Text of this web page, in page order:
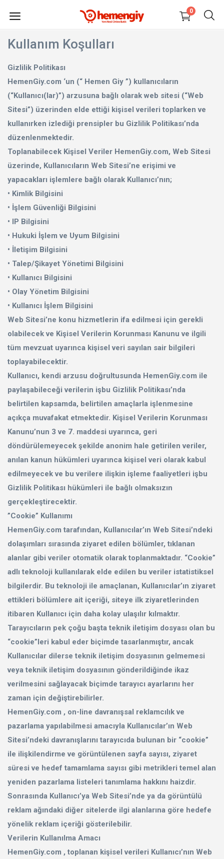
0
SATIŞ
Elektronik
Ev, Yaşam, Kırtasiye
Oto, Bahçe, Yapı Market
Anne, Bebek, Oyuncak
Spor, Outdoor
Kozmetik, Kişisel Bakım
Süpermarket, Pet Shop
Kitap, Müzik, Film, Hediye
Favoriler
Giriş Yap
Kayıt Ol
Kullanım Koşulları
Gizlilik Politikası
HemenGiy.com ‘un (“ Hemen Giy ”) kullanıcıların
(“Kullanıcı(lar)”) arzusuna bağlı olarak web sitesi (“Web
Sitesi”) üzerinden elde ettiği kişisel verileri toplarken ve
kullanırken izlediği prensipler bu Gizlilik Politikası’nda
düzenlenmektedir.
Toplanabilecek Kişisel Veriler HemenGiy.com, Web Sitesi
üzerinde, Kullanıcıların Web Sitesi’ne erişimi ve
yapacakları işlemlere bağlı olarak Kullanıcı’nın;
• Kimlik Bilgisini
• İşlem Güvenliği Bilgisini
• IP Bilgisini
• Hukuki İşlem ve Uyum Bilgisini
• İletişim Bilgisini
• Talep/Şikayet Yönetimi Bilgisini
• Kullanıcı Bilgisini
• Olay Yönetim Bilgisini
• Kullanıcı İşlem Bilgisini
Web Sitesi’ne konu hizmetlerin ifa edilmesi için gerekli
olabilecek ve Kişisel Verilerin Korunması Kanunu ve ilgili
tüm mevzuat uyarınca kişisel veri sayılan sair bilgileri
toplayabilecektir.
Kullanıcı, kendi arzusu doğrultusunda HemenGiy.com ile
paylaşabileceği verilerin işbu Gizlilik Politikası’nda
belirtilen kapsamda, belirtilen amaçlarla işlenmesine
açıkça muvafakat etmektedir. Kişisel Verilerin Korunması
Kanunu’nun 3 ve 7. maddesi uyarınca, geri
döndürülemeyecek şekilde anonim hale getirilen veriler,
anılan kanun hükümleri uyarınca kişisel veri olarak kabul
edilmeyecek ve bu verilere ilişkin işleme faaliyetleri işbu
Gizlilik Politikası hükümleri ile bağlı olmaksızın
gerçekleştirecektir.
”Cookie” Kullanımı
HemenGiy.com tarafından, Kullanıcılar’ın Web Sitesi’ndeki
dolaşımları sırasında ziyaret edilen bölümler, tıklanan
alanlar gibi veriler otomatik olarak toplanmaktadır. “Cookie”
adlı teknoloji kullanılarak elde edilen bu veriler istatistiksel
bilgilerdir. Bu teknoloji ile amaçlanan, Kullanıcılar’ın ziyaret
ettikleri bölümlere ait içeriği, siteye ilk ziyaretlerinden
itibaren Kullanıcı için daha kolay ulaşılır kılmaktır.
Tarayıcıların pek çoğu başta teknik iletişim dosyası olan bu
“cookie”leri kabul eder biçimde tasarlanmıştır, ancak
Kullanıcılar dilerse teknik iletişim dosyasının gelmemesi
veya teknik iletişim dosyasının gönderildiğinde ikaz
verilmesini sağlayacak biçimde tarayıcı ayarlarını her
zaman için değiştirebilirler.
HemenGiy.com , on-line davranışsal reklamcılık ve
pazarlama yapılabilmesi amacıyla Kullanıcılar’ın Web
Sitesi’ndeki davranışlarını tarayıcıda bulunan bir “cookie”
ile ilişkilendirme ve görüntülenen sayfa sayısı, ziyaret
süresi ve hedef tamamlama sayısı gibi metrikleri temel alan
yeniden pazarlama listeleri tanımlama hakkını haizdir.
Sonrasında Kullanıcı’ya Web Sitesi’nde ya da görüntülü
reklam ağındaki diğer sitelerde ilgi alanlarına göre hedefe
yönelik reklam içeriği gösterilebilir.
Verilerin Kullanılma Amacı
HemenGiy.com , toplanan kişisel verileri Kullanıcı’nın Web